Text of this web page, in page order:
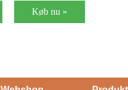
Køb nu »